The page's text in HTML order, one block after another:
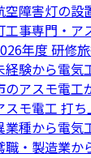
空障害灯の設
工事専門・ア
年度 研修
経験から電気
のアスモ電工
スモ電工 打
業種から電気
職・製造業か